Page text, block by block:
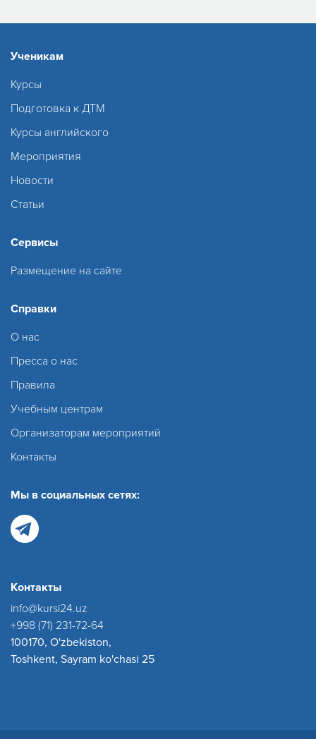
Ученикам
Курсы
Подготовка к ДТМ
Курсы английского
Мероприятия
Новости
Статьи
Сервисы
Размещение на сайте
Справки
О нас
Пресса о нас
Правила
Учебным центрам
Организаторам мероприятий
Контакты
Мы в социальных сетях:
Контакты
info@kursi24.uz
+998 (71) 231-72-64
100170, O'zbekiston,
Toshkent, Sayram ko'chasi 25